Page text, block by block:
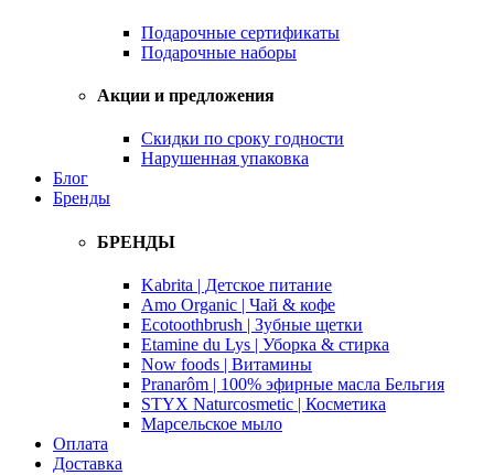
Подарочные сертификаты
Подарочные наборы
Акции и предложения
Скидки по сроку годности
Нарушенная упаковка
Блог
Бренды
БРЕНДЫ
Kabrita | Детское питание
Amo Organic | Чай & кофе
Ecotoothbrush | Зубные щетки
Etamine du Lys | Уборка & стирка
Now foods | Витамины
Pranarôm | 100% эфирные масла Бельгия
STYX Naturcosmetic | Косметика
Марсельское мыло
Оплата
Доставка